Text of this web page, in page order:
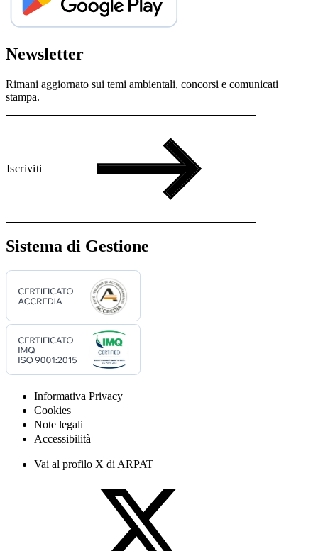
Newsletter
Rimani aggiornato sui temi ambientali, concorsi e comunicati
stampa.
Iscriviti
Sistema di Gestione
Informativa Privacy
Cookies
Note legali
Accessibilità
Vai al profilo X di ARPAT